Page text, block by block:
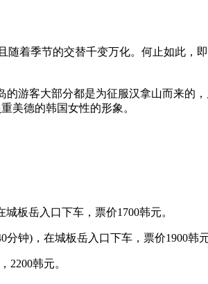
着季节的交替千变万化。何止如此，
游客大部分都是为征服汉拿山而来的
美德的韩国女性的形象。
板岳入口下车，票价1700韩元。
分钟)，在城板岳入口下车，票价1900韩
2200韩元。